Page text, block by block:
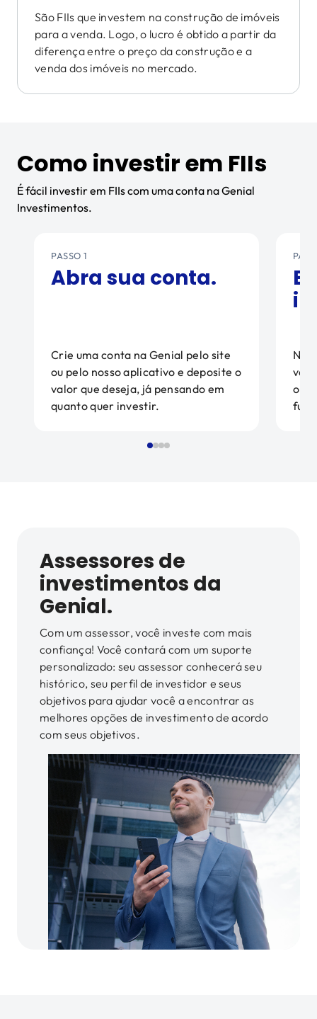
São FIIs que investem na construção de imóveis
para a venda. Logo, o lucro é obtido a partir da
diferença entre o preço da construção e a
venda dos imóveis no mercado.
Como investir em FIIs
É fácil investir em FIIs com uma conta na Genial
Investimentos.
PASSO 1
Abra sua conta.
Crie uma conta na Genial pelo site
ou pelo nosso aplicativo e deposite o
valor que deseja, já pensando em
quanto quer investir.
No
Assessores de
investimentos da
Genial.
Com um assessor, você investe com mais
confiança! Você contará com um suporte
personalizado: seu assessor conhecerá seu
histórico, seu perfil de investidor e seus
objetivos para ajudar você a encontrar as
melhores opções de investimento de acordo
com seus objetivos.